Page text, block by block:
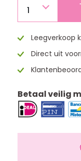
1
Leegverkoop
Direct uit
Betaal veilig